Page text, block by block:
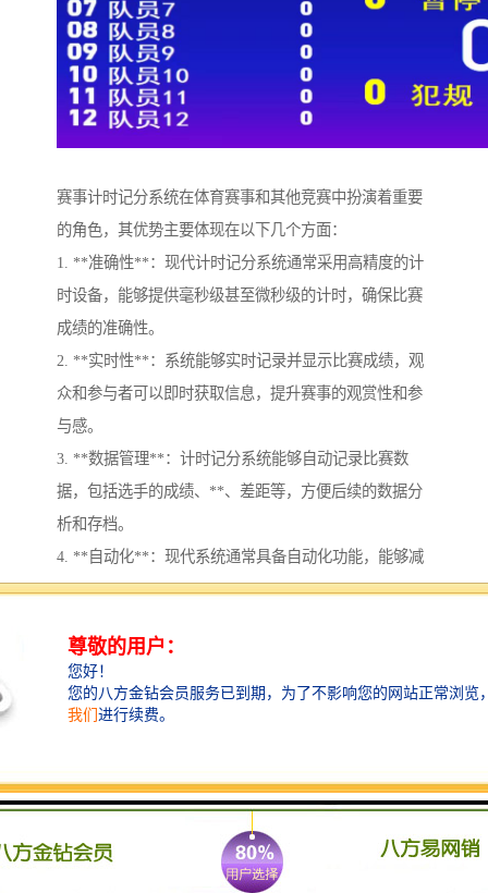
赛事计时记分系统在体育赛事和其他竞赛中扮演着重要
的角色，其优势主要体现在以下几个方面：
1. **准确性**：现代计时记分系统通常采用高精度的计
时设备，能够提供毫秒级甚至微秒级的计时，确保比赛
成绩的准确性。
2. **实时性**：系统能够实时记录并显示比赛成绩，观
众和参与者可以即时获取信息，提升赛事的观赏性和参
与感。
3. **数据管理**：计时记分系统能够自动记录比赛数
据，包括选手的成绩、**、差距等，方便后续的数据分
析和存档。
4. **自动化**：现代系统通常具备自动化功能，能够减
少人工操作的错误，提高工作效率。
提升赛事的公信力，减少争议。
6. **便于分析**：系统可以对比赛数据进行深入分析，
帮助教练和运动员了解表现、寻找改进空间。
时，还可提供、犯规、轮换等多种信息，适应不同类型
8. **易于整合**：现代计时记分系统可以与赛事直播、
手机应用等技术平台整合，方便观众通过多种渠道获取